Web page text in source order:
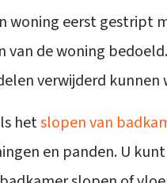
woning eerst gestript
de woning
verwijderd kunnen
hetslopen van
en panden. U